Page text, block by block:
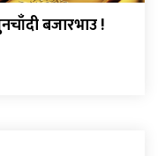
बजारभाउ !